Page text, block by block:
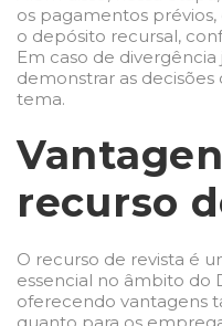
os pagamentos
o depósito recursal,
Em caso de
demonstrar as
tema.
recurso
O recurso de revista é
essencial no âmbito do
oferecendo vantagens